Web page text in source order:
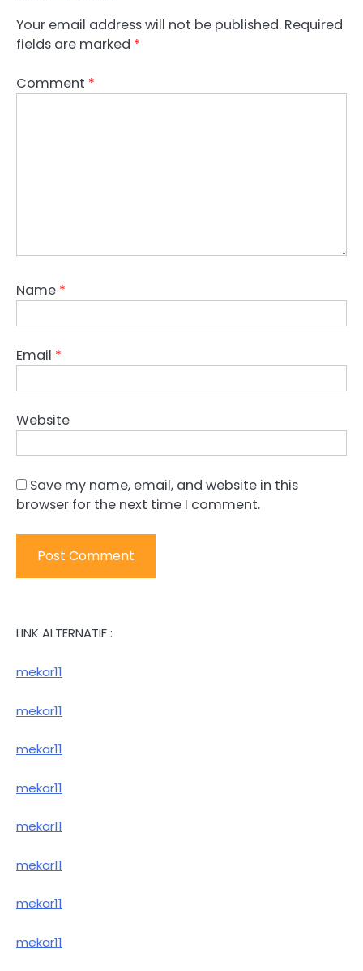
Your email address will not be published. Required
fields are marked *
Comment *
Name *
Email *
Website
Save my name, email, and website in this
browser for the next time I comment.
LINK ALTERNATIF :
mekar11
mekar11
mekar11
mekar11
mekar11
mekar11
mekar11
mekar11